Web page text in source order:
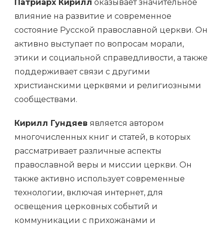
Патриарх Кирилл оказывает значительное
влияние на развитие и современное
состояние Русской православной церкви. Он
активно выступает по вопросам морали,
этики и социальной справедливости, а также
поддерживает связи с другими
христианскими церквями и религиозными
сообществами.
Кирилл Гундяев является автором
многочисленных книг и статей, в которых
рассматривает различные аспекты
православной веры и миссии церкви. Он
также активно использует современные
технологии, включая интернет, для
освещения церковных событий и
коммуникации с прихожанами и